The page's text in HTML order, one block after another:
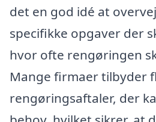
det en god idé at
specifikke opgaver der
hvor ofte rengøringen
Mange firmaer tilbyder
rengøringsaftaler, der